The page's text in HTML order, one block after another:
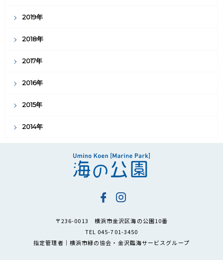
2019年
2018年
2017年
2016年
2015年
2014年
〒236-0013 横浜市金沢区海の公園10番
TEL 045-701-3450
指定管理者｜横浜市緑の協会・金沢臨海サービスグループ